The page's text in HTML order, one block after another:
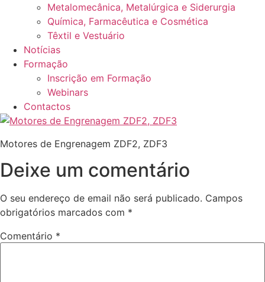
Metalomecânica, Metalúrgica e Siderurgia
Química, Farmacêutica e Cosmética
Têxtil e Vestuário
Notícias
Formação
Inscrição em Formação
Webinars
Contactos
Motores de Engrenagem ZDF2, ZDF3
Deixe um comentário
O seu endereço de email não será publicado. Campos
obrigatórios marcados com *
Comentário *